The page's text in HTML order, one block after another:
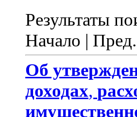
Результаты
Начало |
Об
доходах,